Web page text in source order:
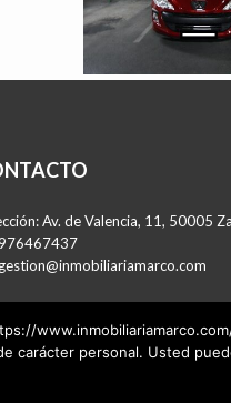
Av. de Valencia, 11, 50005
gestion@inmobiliariamarco.com
carácter personal. Usted